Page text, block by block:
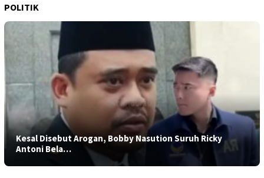
POLITIK
Kesal Disebut Arogan, Bobby Nasution Suruh Ricky
Antoni Bela…